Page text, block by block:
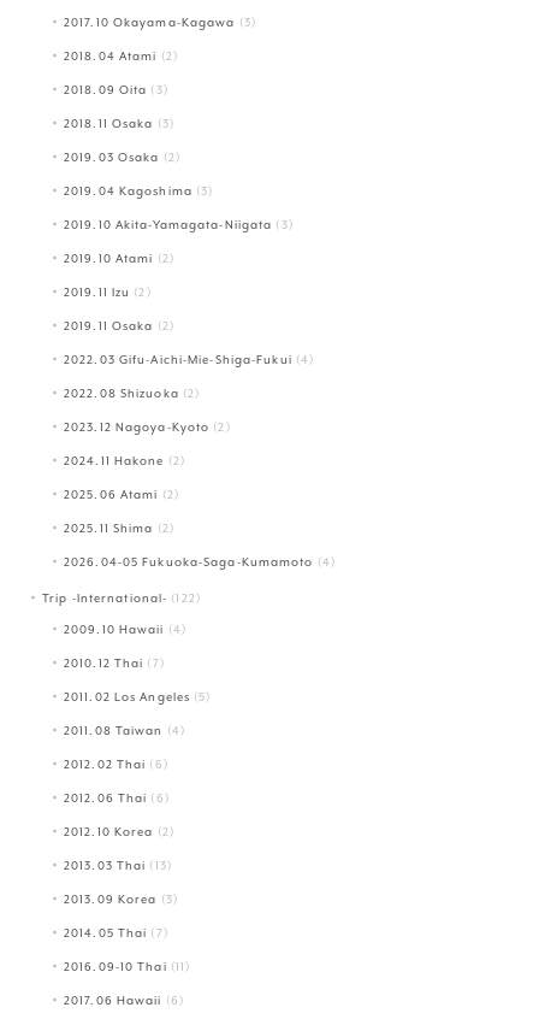
2017.10 Okayama-Kagawa (3)
2018.04 Atami (2)
2018.09 Oita (3)
2018.11 Osaka (3)
2019.03 Osaka (2)
2019.04 Kagoshima (3)
2019.10 Akita-Yamagata-Niigata (3)
2019.10 Atami (2)
2019.11 Izu (2)
2019.11 Osaka (2)
2022.03 Gifu-Aichi-Mie-Shiga-Fukui (4)
2022.08 Shizuoka (2)
2023.12 Nagoya-Kyoto (2)
2024.11 Hakone (2)
2025.06 Atami (2)
2025.11 Shima (2)
2026.04-05 Fukuoka-Saga-Kumamoto (4)
Trip -International- (122)
2009.10 Hawaii (4)
2010.12 Thai (7)
2011.02 Los Angeles (5)
2011.08 Taiwan (4)
2012.02 Thai (6)
2012.06 Thai (6)
2012.10 Korea (2)
2013.03 Thai (13)
2013.09 Korea (3)
2014.05 Thai (7)
2016.09-10 Thai (11)
2017.06 Hawaii (6)